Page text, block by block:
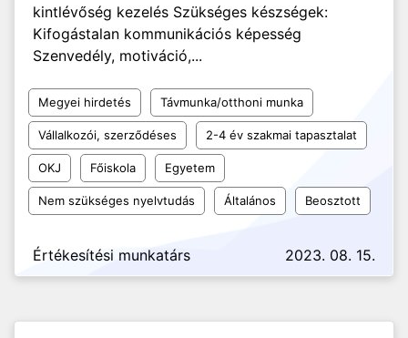
kintlévőség kezelés Szükséges készségek:
Kifogástalan kommunikációs képesség
Szenvedély, motiváció,...
Megyei hirdetés Távmunka/otthoni munka
Vállalkozói, szerződéses 2-4 év szakmai tapasztalat
OKJ Főiskola Egyetem
Nem szükséges nyelvtudás Általános Beosztott
Értékesítési munkatárs 2023. 08. 15.